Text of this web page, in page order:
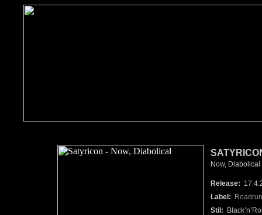
Now, Diabolical
Release:
Label:
Stil: